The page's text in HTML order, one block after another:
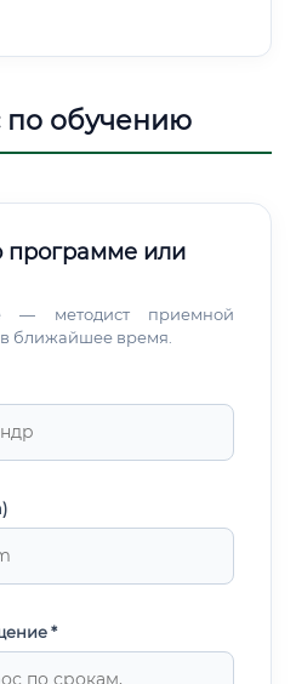
до эксперта Заработная
по обучению
программе или
— методист приемной
ближайшее время.
*